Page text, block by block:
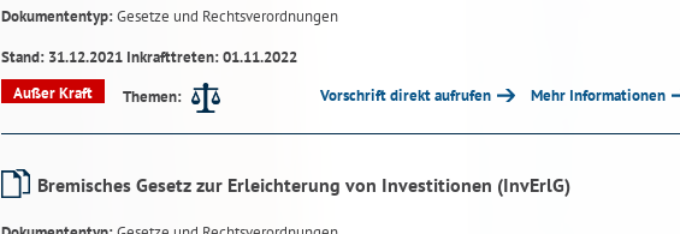
Dokumententyp:Gesetze und Rechtsverordnungen
Stand: 31.12.2021 Inkrafttreten: 01.11.2022
Außer Kraft
Themen: Vorschrift direkt aufrufen Mehr Informationen
Bremisches Gesetz zur Erleichterung von Investitionen (InvErlG)